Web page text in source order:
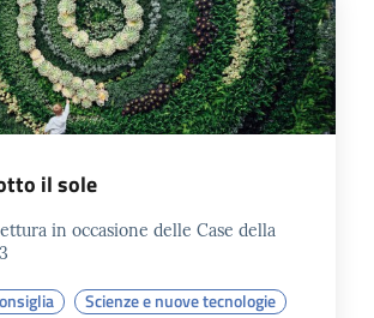
il sole
in occasione delle Case della
Scienze e nuove tecnologie